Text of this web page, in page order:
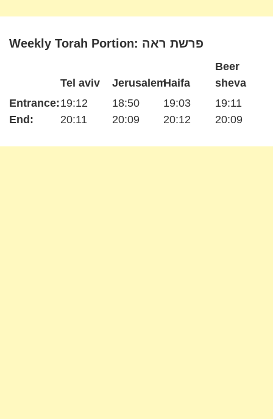
Weekly Torah Portion: פרשת ראה
Entrance:
End:
Tel aviv
19:12
20:11
Jerusalem
18:50
20:09
Haifa
19:03
20:12
Beer
sheva
19:11
20:09